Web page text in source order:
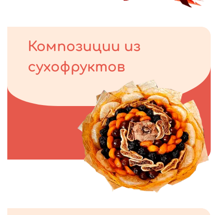
Композиции из
сухофруктов